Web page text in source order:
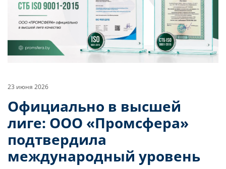
23 июня 2026
Официально в высшей
лиге: ООО «Промсфера»
подтвердила
международный уровень